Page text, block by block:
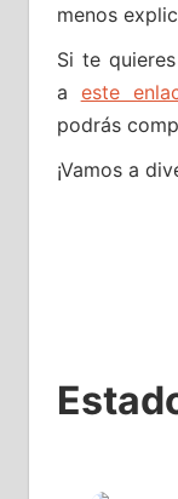
menos
Si te
a este
podrás
¡Vamos a